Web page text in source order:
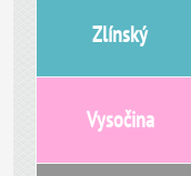
Zlínský
Vysočina